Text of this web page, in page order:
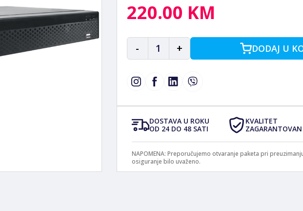
220.00 KM
- 1 + DODAJ U
DOSTAVA U ROKU
OD 24 DO 48 SATI
KVALITET
ZAGARANTOVAN
NAPOMENA: Preporučujemo otvaranje paketa pri
osiguranje bilo uvaženo.